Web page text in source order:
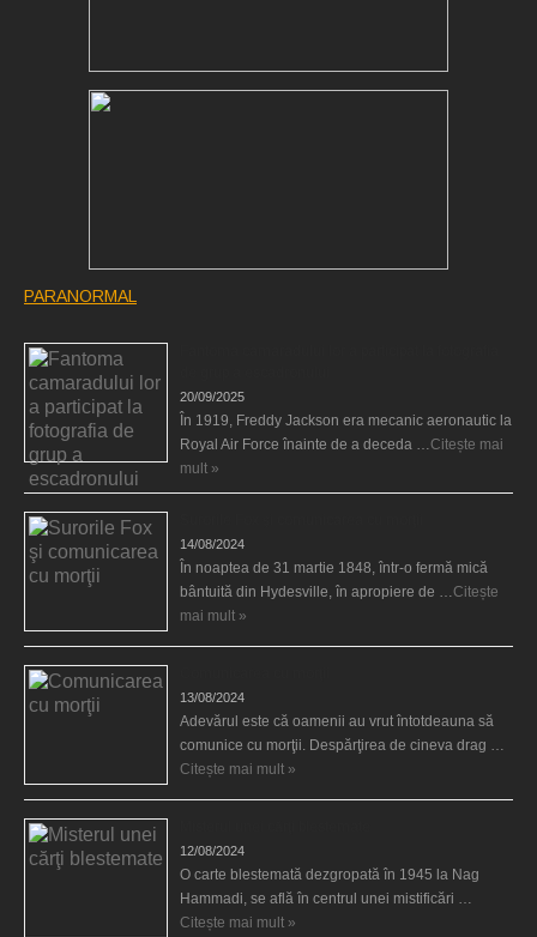
PARANORMAL
20/09/2025
În 1919, Freddy Jackson era mecanic aeronautic la
Royal Air Force înainte de a deceda …Citește mai
mult »
14/08/2024
În noaptea de 31 martie 1848, într-o fermă mică
bântuită din Hydesville, în apropiere de …Citește
mai mult »
13/08/2024
Adevărul este că oamenii au vrut întotdeauna să
comunice cu morţii. Despărţirea de cineva drag …
Citește mai mult »
12/08/2024
O carte blestemată dezgropată în 1945 la Nag
Hammadi, se află în centrul unei mistificări …
Citește mai mult »